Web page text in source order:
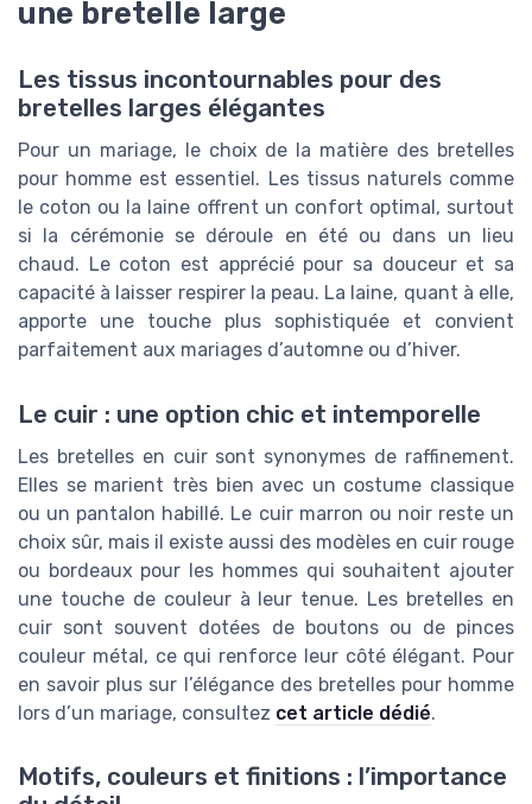
une bretelle large
Les tissus incontournables pour des
bretelles larges élégantes
Pour un mariage, le choix de la matière des bretelles
pour homme est essentiel. Les tissus naturels comme
le coton ou la laine offrent un confort optimal, surtout
si la cérémonie se déroule en été ou dans un lieu
chaud. Le coton est apprécié pour sa douceur et sa
capacité à laisser respirer la peau. La laine, quant à elle,
apporte une touche plus sophistiquée et convient
parfaitement aux mariages d’automne ou d’hiver.
Le cuir : une option chic et intemporelle
Les bretelles en cuir sont synonymes de raffinement.
Elles se marient très bien avec un costume classique
ou un pantalon habillé. Le cuir marron ou noir reste un
choix sûr, mais il existe aussi des modèles en cuir rouge
ou bordeaux pour les hommes qui souhaitent ajouter
une touche de couleur à leur tenue. Les bretelles en
cuir sont souvent dotées de boutons ou de pinces
couleur métal, ce qui renforce leur côté élégant. Pour
en savoir plus sur l’élégance des bretelles pour homme
lors d’un mariage, consultez cet article dédié.
Motifs, couleurs et finitions : l’importance